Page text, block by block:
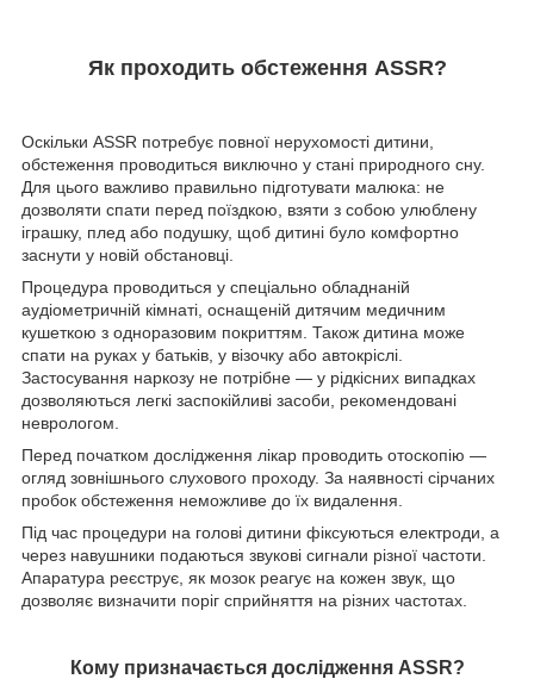
Як проходить обстеження ASSR?
Оскільки ASSR потребує повної нерухомості дитини,
обстеження проводиться виключно у стані природного сну.
Для цього важливо правильно підготувати малюка: не
дозволяти спати перед поїздкою, взяти з собою улюблену
іграшку, плед або подушку, щоб дитині було комфортно
заснути у новій обстановці.
Процедура проводиться у спеціально обладнаній
аудіометричній кімнаті, оснащеній дитячим медичним
кушеткою з одноразовим покриттям. Також дитина може
спати на руках у батьків, у візочку або автокріслі.
Застосування наркозу не потрібне — у рідкісних випадках
дозволяються легкі заспокійливі засоби, рекомендовані
неврологом.
Перед початком дослідження лікар проводить отоскопію —
огляд зовнішнього слухового проходу. За наявності сірчаних
пробок обстеження неможливе до їх видалення.
Під час процедури на голові дитини фіксуються електроди, а
через навушники подаються звукові сигнали різної частоти.
Апаратура реєструє, як мозок реагує на кожен звук, що
дозволяє визначити поріг сприйняття на різних частотах.
Кому призначається дослідження ASSR?